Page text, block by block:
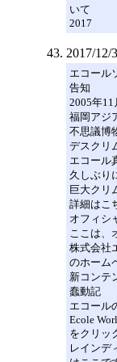
いて
2017
2017/12/
エコール
告知
2005年11
福岡アジ
不思議博
デスクリ
エコール
久しぶり
巨大クリ
詳細はこ
オフィシ
ここは、
株式会社
のホーム
新コンテ
蠢動記
エコール
Ecole
をクリッ
レインデ